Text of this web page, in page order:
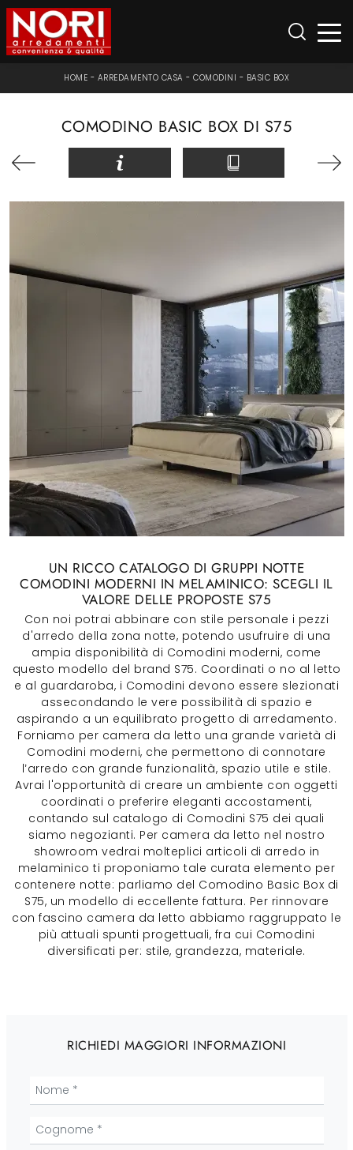
HOME - ARREDAMENTO CASA - COMODINI - BASIC BOX
COMODINO BASIC BOX DI S75
UN RICCO CATALOGO DI GRUPPI NOTTE
COMODINI MODERNI IN MELAMINICO: SCEGLI IL
VALORE DELLE PROPOSTE S75
Con noi potrai abbinare con stile personale i pezzi
d'arredo della zona notte, potendo usufruire di una
ampia disponibilità di Comodini moderni, come
questo modello del brand S75. Coordinati o no al letto
e al guardaroba, i Comodini devono essere slezionati
assecondando le vere possibilità di spazio e
aspirando a un equilibrato progetto di arredamento.
Forniamo per camera da letto una grande varietà di
Comodini moderni, che permettono di connotare
l’arredo con grande funzionalità, spazio utile e stile.
Avrai l'opportunità di creare un ambiente con oggetti
coordinati o preferire eleganti accostamenti,
contando sul catalogo di Comodini S75 dei quali
siamo negozianti. Per camera da letto nel nostro
showroom vedrai molteplici articoli di arredo in
melaminico ti proponiamo tale curata elemento per
contenere notte: parliamo del Comodino Basic Box di
S75, un modello di eccellente fattura. Per rinnovare
con fascino camera da letto abbiamo raggruppato le
più attuali spunti progettuali, fra cui Comodini
diversificati per: stile, grandezza, materiale.
RICHIEDI MAGGIORI INFORMAZIONI